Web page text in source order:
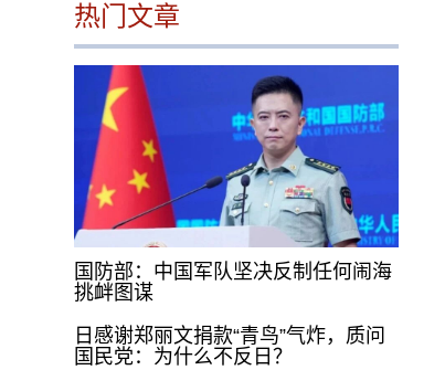
热门文章
国防部：中国军队坚决反制任何闹海
挑衅图谋
日感谢郑丽文捐款“青鸟”气炸，质问
国民党：为什么不反日？